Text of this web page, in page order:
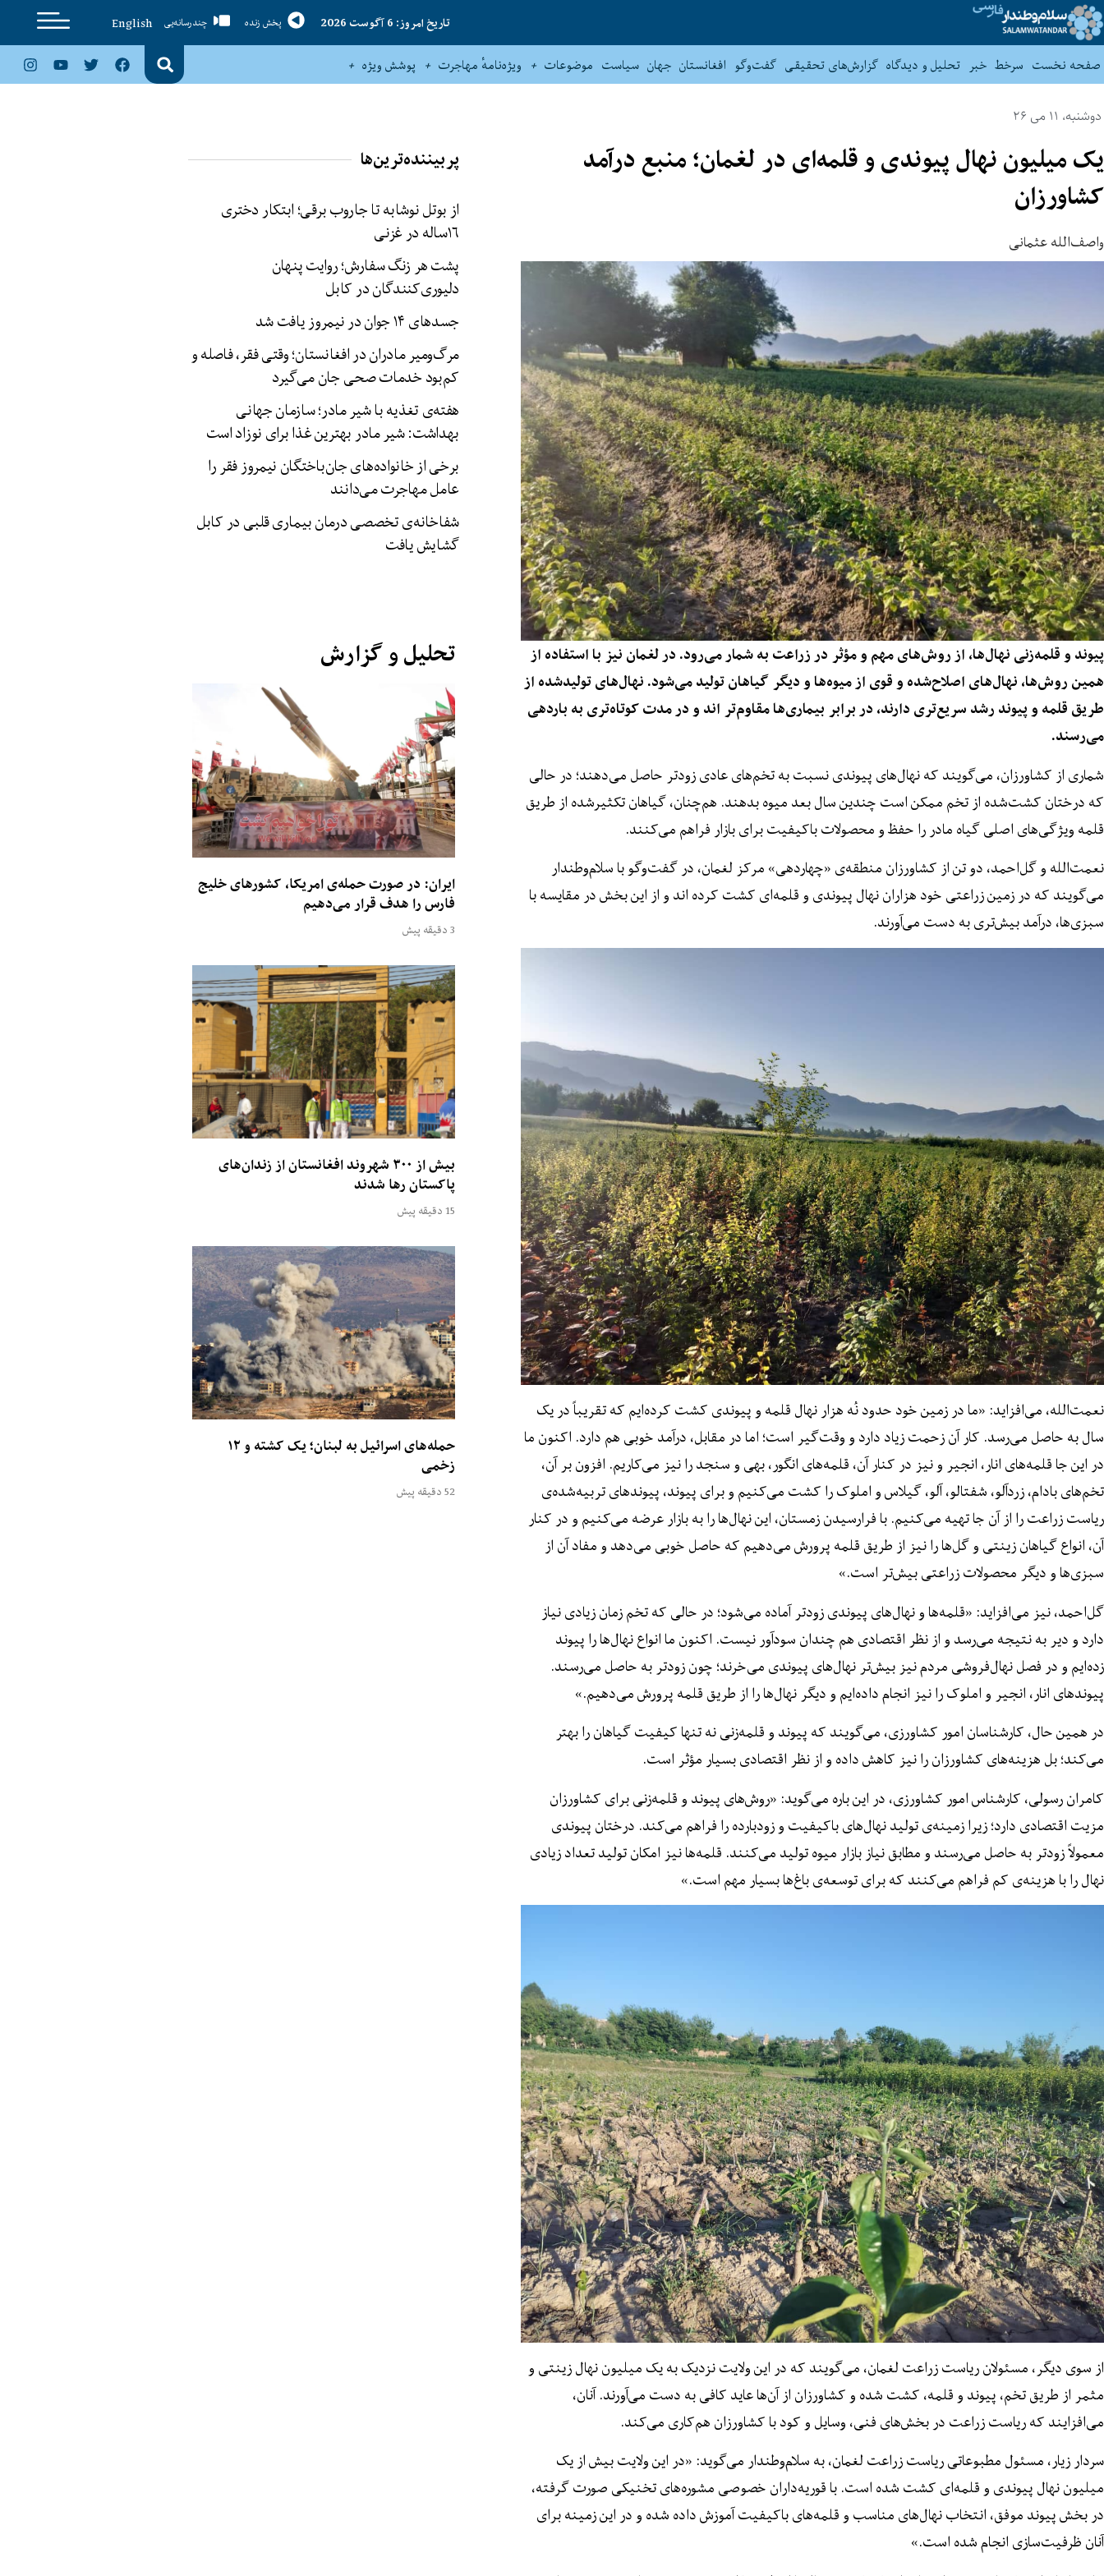
تاریخ امروز: 6 آگوست 2026 پخش زنده چندرسانه‌یی
English
صفحه نخست سرخط خبر تحلیل و دیدگاه گزارش‌های تحقیقی گفت‌وگو افغانستان جهان سیاست موضوعات ویژه‌نامهٔ مهاجرت پوشش ویژه
دوشنبه، 11 می 26
یک میلیون نهال پیوندی و قلمه‌ای در لغمان؛ منبع درآمد
کشاورزان
واصف‌الله عثمانی
پربیننده‌ترین‌ها
از بوتل نوشابه تا جاروب برقی؛ ابتکار دختری
۱۶‌ساله در غزنی
پشت هر زنگ سفارش؛ روایت پنهان
دلیوری‌کنندگان در کابل
جسدهای ۱۴ جوان در نیمروز یافت شد
مرگ‌ومیر مادران در افغانستان؛ وقتی فقر، فاصله و
کم‌بود خدمات صحی جان می‌گیرد
هفته‌ی تغذیه با شیر مادر؛ سازمان جهانی
بهداشت: شیر مادر بهترین غذا برای نوزاد است
برخی از خانواده‌های جان‌باختگان نیمروز فقر را
عامل مهاجرت می‌دانند
شفاخانه‌ی تخصصی درمان بیماری‌ قلبی در کابل
گشایش یافت
پیوند و قلمه‌زنی نهال‌ها، از روش‌های مهم و مؤثر در زراعت به شمار می‌رود. در لغمان نیز با استفاده از
همین روش‌ها، نهال‌های اصلاح‌شده و قوی از میوه‌ها و دیگر گیاهان تولید می‌شود. نهال‌های تولیدشده از
طریق قلمه و پیوند رشد سریع‌تری دارند، در برابر بیماری‌ها مقاوم‌تر اند و در مدت کوتاه‌تری به باردهی
می‌رسند.
شماری از کشاورزان، می‌گویند که نهال‌های پیوندی نسبت به تخم‌های عادی زودتر حاصل می‌دهند؛ در حالی
که درختان کشت‌شده از تخم ممکن است چندین سال بعد میوه بدهند. هم‌چنان، گیاهان تکثیرشده از طریق
قلمه ویژگی‌های اصلی گیاه مادر را حفظ و محصولات باکیفیت برای بازار فراهم می‌کنند.
نعمت‌الله و گل‌احمد، دو تن از کشاورزان منطقه‌ی «چهاردهی» مرکز لغمان، در گفت‌وگو با سلام‌وطندار
می‌گویند که در زمین زراعتی خود هزاران نهال پیوندی و قلمه‌ای کشت کرده‌ اند و از این بخش در مقایسه با
سبزی‌ها، درآمد بیش‌تری به دست می‌آورند.
نعمت‌الله، می‌افزاید: «ما در زمین خود حدود نُه هزار نهال قلمه و پیوندی کشت کرده‌ایم که تقریباً در یک
سال به حاصل می‌رسد. کار آن زحمت زیاد دارد و وقت‌گیر است؛ اما در مقابل، درآمد خوبی هم دارد. اکنون ما
در این جا قلمه‌های انار، انجیر و نیز در کنار آن، قلمه‌های انگور، بهی و سنجد را نیز می‌کاریم. افزون بر آن،
تخم‌های بادام، زردآلو، شفتالو، آلو، گیلاس و املوک را کشت می‌کنیم و برای پیوند، پیوندهای تربیه‌شده‌ی
ریاست زراعت را از آن جا تهیه می‌کنیم. با فرارسیدن زمستان، این نهال‌ها را به بازار عرضه می‌کنیم و در کنار
آن، انواع گیاهان زینتی و گل‌ها را نیز از طریق قلمه پرورش می‌دهیم که حاصل خوبی می‌دهد و مفاد آن از
سبزی‌ها و دیگر محصولات زراعتی بیش‌تر است.»
گل‌احمد، نیز می‌افزاید: «قلمه‌ها و نهال‌های پیوندی زودتر آماده می‌شود؛ در حالی ‌که تخم زمان زیادی نیاز
دارد و دیر به نتیجه می‌رسد و از نظر اقتصادی هم چندان سودآور نیست. اکنون ما انواع نهال‌ها را پیوند
زده‌ایم و در فصل نهال‌فروشی مردم نیز بیش‌تر نهال‌های پیوندی می‌خرند؛ چون زودتر به حاصل می‌رسند.
پیوندهای انار، انجیر و املوک را نیز انجام داده‌ایم و دیگر نهال‌ها را از طریق قلمه پرورش می‌دهیم.»
در همین حال، کارشناسان امور کشاورزی، می‌گویند که پیوند و قلمه‌زنی نه تنها کیفیت گیاهان را بهتر
می‌کند؛ بل هزینه‌های کشاورزان را نیز کاهش داده و از نظر اقتصادی بسیار مؤثر است.
کامران رسولی، کارشناس امور کشاورزی، در این باره می‌گوید: «روش‌های پیوند و قلمه‌زنی برای کشاورزان
مزیت اقتصادی دارد؛ زیرا زمینه‌ی تولید نهال‌های باکیفیت و زودبارده را فراهم می‌کند. درختان پیوندی
معمولاً زودتر به حاصل می‌رسند و مطابق نیاز بازار میوه تولید می‌کنند. قلمه‌ها نیز امکان تولید تعداد زیادی
نهال را با هزینه‌ی کم فراهم می‌کنند که برای توسعه‌ی باغ‌ها بسیار مهم است.»
از سوی دیگر، مسئولان ریاست زراعت لغمان، می‌گویند که در این ولایت نزدیک به یک میلیون نهال زینتی و
مثمر از طریق تخم، پیوند و قلمه، کشت شده و کشاورزان از آن‌ها عاید کافی به دست می‌آورند. آنان،
می‌افزایند که ریاست زراعت در بخش‌های فنی، وسایل و کود با کشاورزان هم‌کاری می‌کند.
سردار زیار، مسئول مطبوعاتی ریاست زراعت لغمان، به سلام‌وطندار می‌گوید: «در این ولایت بیش از یک
میلیون نهال پیوندی و قلمه‌ای کشت شده است. با قوریه‌داران خصوصی مشوره‌های تخنیکی صورت گرفته،
در بخش پیوند موفق، انتخاب نهال‌های مناسب و قلمه‌های باکیفیت آموزش داده شده و در این زمینه برای
آنان ظرفیت‌سازی انجام شده است.»
تحلیل و گزارش
ایران: در صورت حمله‌ی امریکا، کشورهای خلیج
فارس را هدف قرار می‌دهیم
3 دقیقه پیش
بیش از ۳۰۰ شهروند افغانستان از زندان‌های
پاکستان رها شدند
15 دقیقه پیش
حمله‌های اسرائیل به لبنان؛ یک کشته و ۱۲
زخمی
52 دقیقه پیش